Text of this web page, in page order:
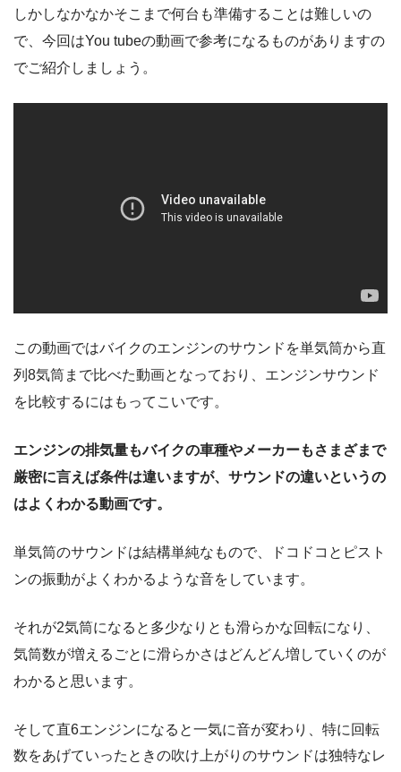
しかしなかなかそこまで何台も準備することは難しいの
で、今回はYou tubeの動画で参考になるものがありますの
でご紹介しましょう。
この動画ではバイクのエンジンのサウンドを単気筒から直
列8気筒まで比べた動画となっており、エンジンサウンド
を比較するにはもってこいです。
エンジンの排気量もバイクの車種やメーカーもさまざまで
厳密に言えば条件は違いますが、サウンドの違いというの
はよくわかる動画です。
単気筒のサウンドは結構単純なもので、ドコドコとピスト
ンの振動がよくわかるような音をしています。
それが2気筒になると多少なりとも滑らかな回転になり、
気筒数が増えるごとに滑らかさはどんどん増していくのが
わかると思います。
そして直6エンジンになると一気に音が変わり、特に回転
数をあげていったときの吹け上がりのサウンドは独特なレ